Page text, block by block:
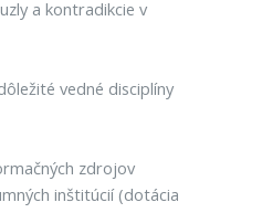
a kontradikcie v
vedné disciplíny
zdrojov
inštitúcií (dotácia